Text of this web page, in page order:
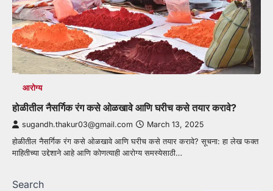
आरोग्य
होळीतील नैसर्गिक रंग कसे ओळखावे आणि घरीच कसे तयार करावे?
sugandh.thakur03@gmail.com March 13, 2025
होळीतील नैसर्गिक रंग कसे ओळखावे आणि घरीच कसे तयार करावे? सूचना: हा लेख फक्त
माहितीच्या उद्देशाने आहे आणि कोणत्याही आरोग्य समस्येसाठी…
Search